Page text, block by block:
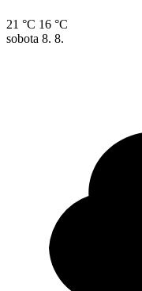
21 °C 16 °C
sobota 8. 8.